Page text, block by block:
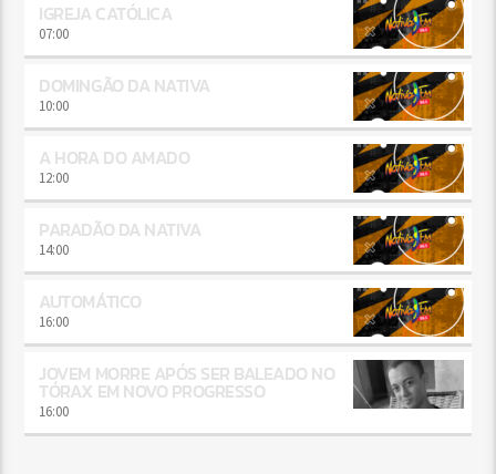
IGREJA CATÓLICA
07:00
DOMINGÃO DA NATIVA
10:00
A HORA DO AMADO
12:00
PARADÃO DA NATIVA
14:00
AUTOMÁTICO
16:00
JOVEM MORRE APÓS SER BALEADO NO
TÓRAX EM NOVO PROGRESSO
16:00